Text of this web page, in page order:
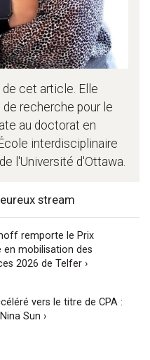
cet article. Elle
recherche pour le
au doctorat en
interdisciplinaire
l'Université d'Ottawa.
stream
remporte le Prix
en mobilisation des
2026 de Telfer ›
vers le titre de CPA :
Sun ›